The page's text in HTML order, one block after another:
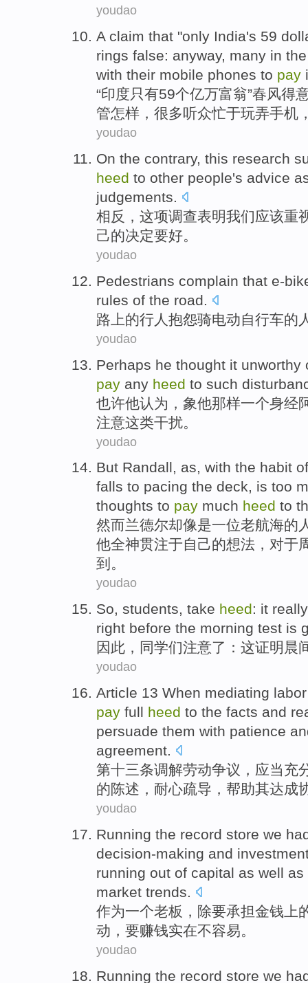
youdao
A claim that "only India's 59
rings false: anyway, many in
with their mobile phones to pay
“印度只有59个亿万富翁”春风得
管怎样 ， 很多听众忙于玩弄手机
youdao
On the contrary, this research
heed to other people's advice
judgements.
相反 ， 这项调查表明我们应该重
己的决定要好。
youdao
Pedestrians complain that e-
rules of the road.
路上的行人 抱怨骑电动自行车的
youdao
Perhaps he thought it unworthy
pay any heed to such
也许他认为 ，象他那样一个身经
注意这类干扰。
youdao
But Randall, as, with the habit of
falls to pacing the deck, is too
thoughts to pay much heed to
然而兰德尔却像是一位老航海的
他全神贯注于自己的想法 ， 对于
到 。
youdao
So, students, take heed: it
right before the morning test is
因此 ， 同学们注意了： 这证明 晨
youdao
Article 13 When mediating labor
pay full heed to the facts and
persuade them with patience
agreement.
第十三条调解劳动争议 ， 应当充
的陈述 ， 耐心疏导， 帮助其达成
youdao
Running the record store we
decision-making and
running out of capital as well
market trends.
作为一个老板 ，除要承担金钱上
动 ，要赚钱实在不容易。
youdao
Running the record store we